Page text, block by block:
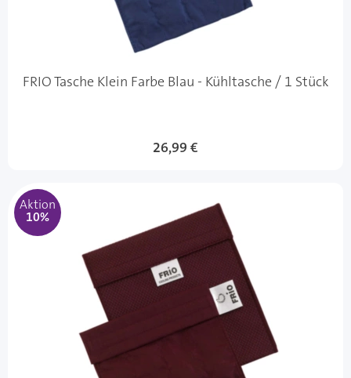
FRIO Tasche Klein Farbe Blau - Kühltasche / 1 Stück
Sonderangebot
26,99 €
Aktion
10%